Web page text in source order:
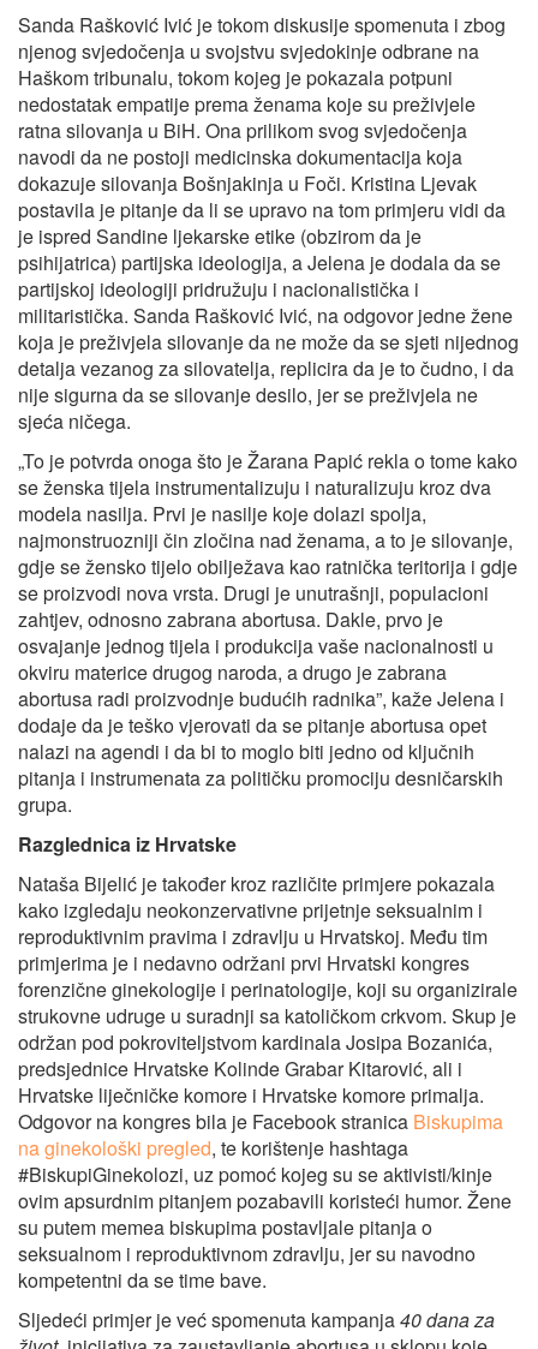
Sanda Rašković Ivić je tokom diskusije spomenuta i zbog
njenog svjedočenja u svojstvu svjedokinje odbrane na
Haškom tribunalu, tokom kojeg je pokazala potpuni
nedostatak empatije prema ženama koje su preživjele
ratna silovanja u BiH. Ona prilikom svog svjedočenja
navodi da ne postoji medicinska dokumentacija koja
dokazuje silovanja Bošnjakinja u Foči. Kristina Ljevak
postavila je pitanje da li se upravo na tom primjeru vidi da
je ispred Sandine ljekarske etike (obzirom da je
psihijatrica) partijska ideologija, a Jelena je dodala da se
partijskoj ideologiji pridružuju i nacionalistička i
militaristička. Sanda Rašković Ivić, na odgovor jedne žene
koja je preživjela silovanje da ne može da se sjeti nijednog
detalja vezanog za silovatelja, replicira da je to čudno, i da
nije sigurna da se silovanje desilo, jer se preživjela ne
sjeća ničega.
„To je potvrda onoga što je Žarana Papić rekla o tome kako
se ženska tijela instrumentalizuju i naturalizuju kroz dva
modela nasilja. Prvi je nasilje koje dolazi spolja,
najmonstruozniji čin zločina nad ženama, a to je silovanje,
gdje se žensko tijelo obilježava kao ratnička teritorija i gdje
se proizvodi nova vrsta. Drugi je unutrašnji, populacioni
zahtjev, odnosno zabrana abortusa. Dakle, prvo je
osvajanje jednog tijela i produkcija vaše nacionalnosti u
okviru materice drugog naroda, a drugo je zabrana
abortusa radi proizvodnje budućih radnika”, kaže Jelena i
dodaje da je teško vjerovati da se pitanje abortusa opet
nalazi na agendi i da bi to moglo biti jedno od ključnih
pitanja i instrumenata za političku promociju desničarskih
grupa.
Razglednica iz Hrvatske
Nataša Bijelić je također kroz različite primjere pokazala
kako izgledaju neokonzervativne prijetnje seksualnim i
reproduktivnim pravima i zdravlju u Hrvatskoj. Među tim
primjerima je i nedavno održani prvi Hrvatski kongres
forenzične ginekologije i perinatologije, koji su organizirale
strukovne udruge u suradnji sa katoličkom crkvom. Skup je
održan pod pokroviteljstvom kardinala Josipa Bozanića,
predsjednice Hrvatske Kolinde Grabar Kitarović, ali i
Hrvatske liječničke komore i Hrvatske komore primalja.
Odgovor na kongres bila je Facebook stranica Biskupima
na ginekološki pregled, te korištenje hashtaga
#BiskupiGinekolozi, uz pomoć kojeg su se aktivisti/kinje
ovim apsurdnim pitanjem pozabavili koristeći humor. Žene
su putem memea biskupima postavljale pitanja o
seksualnom i reproduktivnom zdravlju, jer su navodno
kompetentni da se time bave.
Sljedeći primjer je već spomenuta kampanja40 dana za